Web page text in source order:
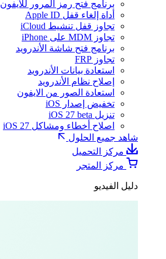
برنامج فتح رمز المرور للآيفون
أداة إلغاء قفل Apple ID
تجاوز قفل تنشيط iCloud
تجاوز MDM على iPhone
برنامج فتح شاشة الأندرويد
تجاوز FRP
استعادة بيانات الأندرويد
إصلاح نظام الأندرويد
استعادة الصور من الايفون
تخفيض إصدار iOS
تنزيل iOS 27 beta
اصلاح أخطاء ومشاكل iOS 27
شاهد جميع الحلول
مركز التحميل
مركز المتجر
دليل الفيديو